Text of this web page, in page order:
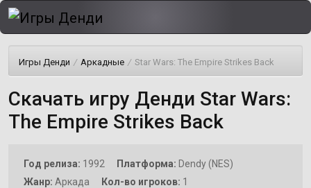
Игры Денди / Аркадные / Star Wars: The Empire Strikes Back
Скачать игру Денди Star Wars:
The Empire Strikes Back
Год релиза: 1992 Платформа: Dendy (NES)
Жанр: Аркада Кол-во игроков: 1